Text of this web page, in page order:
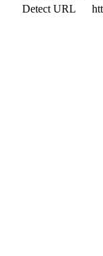
Detect URL